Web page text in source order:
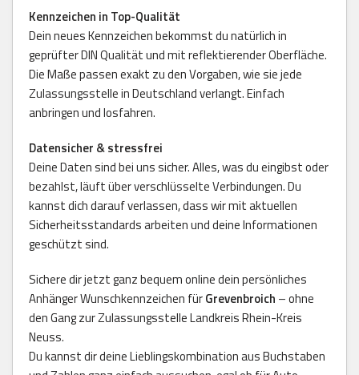
Kennzeichen in Top-Qualität
Dein neues Kennzeichen bekommst du natürlich in
geprüfter DIN Qualität und mit reflektierender Oberfläche.
Die Maße passen exakt zu den Vorgaben, wie sie jede
Zulassungsstelle in Deutschland verlangt. Einfach
anbringen und losfahren.
Datensicher & stressfrei
Deine Daten sind bei uns sicher. Alles, was du eingibst oder
bezahlst, läuft über verschlüsselte Verbindungen. Du
kannst dich darauf verlassen, dass wir mit aktuellen
Sicherheitsstandards arbeiten und deine Informationen
geschützt sind.
Sichere dir jetzt ganz bequem online dein persönliches
Anhänger Wunschkennzeichen fürGrevenbroich – ohne
den Gang zur Zulassungsstelle Landkreis Rhein-Kreis
Neuss.
Du kannst dir deine Lieblingskombination aus Buchstaben